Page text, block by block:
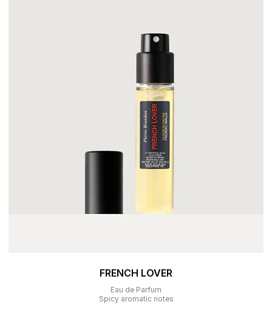
FRENCH LOVER
Eau de Parfum
Spicy aromatic notes